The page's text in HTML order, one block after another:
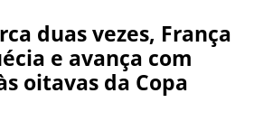
duas vezes, França
e avança com
oitavas da Copa